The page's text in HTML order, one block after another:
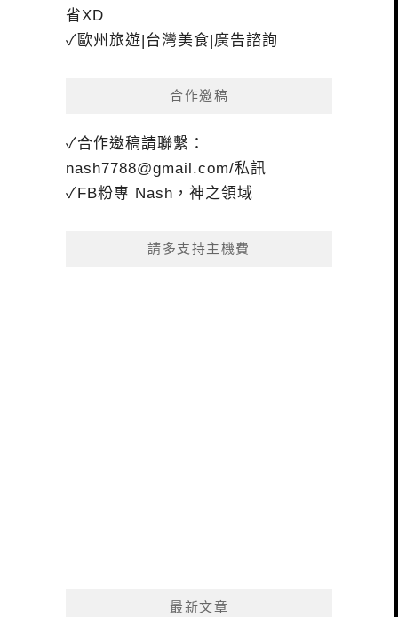
省XD
✓歐州旅遊|台灣美食|廣告諮詢
合作邀稿
✓合作邀稿請聯繫：
nash7788@gmail.com/私訊
✓FB粉專 Nash，神之領域
請多支持主機費
最新文章